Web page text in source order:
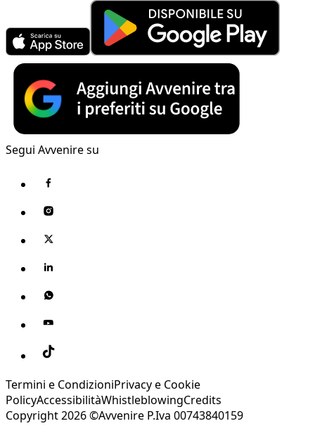
Segui Avvenire su
Termini e CondizioniPrivacy e Cookie
PolicyAccessibilitàWhistleblowingCredits
Copyright 2026 ©Avvenire P.Iva 00743840159